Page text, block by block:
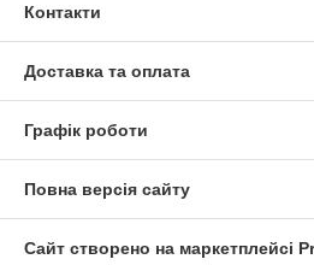
Контакти
Доставка та оплата
Графік роботи
Повна версія сайту
Сайт створено на маркетплейсі